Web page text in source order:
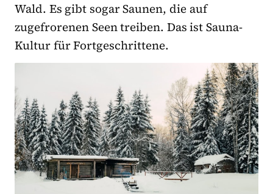
Wald. Es gibt sogar Saunen, die auf
zugefrorenen Seen treiben. Das ist Sauna-
Kultur für Fortgeschrittene.